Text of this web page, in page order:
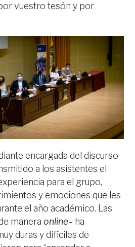
vuestro tesón y por
encargada del discurso
a los asistentes el
para el grupo,
y emociones que les
el año académico. Las
maneraonline– ha
duras y difíciles de